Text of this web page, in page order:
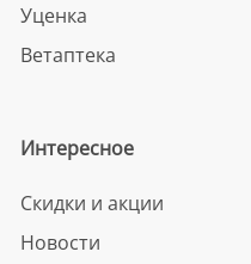
Уценка
Ветаптека
Интересное
Скидки и акции
Новости